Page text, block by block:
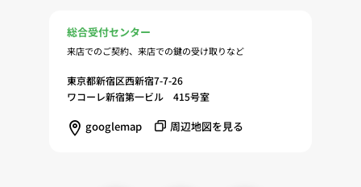
への同意に基づき、当ウェブサイトの利用履歴に関
する情報等の個人情報について、調査・分析会社、
アフィリエーター、SNS事業者、広告関係会社、広
告配信事業者、DMP事業者その他業務を提携する
事業者（以下「提携事業者等」といいます。）が既
に保有する個人情報と当社から取得する個人情報を
総合受付センター
来店でのご契約、来店での鍵の受け取りなど
東京都新宿区西新宿7-7-26
ワコーレ新宿第一ビル 415号室
googlemap 周辺地図を見る